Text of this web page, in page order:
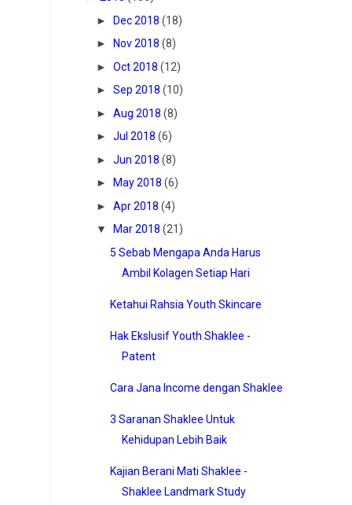
►
Dec 2018 (18)
►
Nov 2018 (8)
► Oct 2018 (12)
► Sep 2018 (10)
► Aug 2018 (8)
► Jul 2018 (6)
► Jun 2018 (8)
►
May 2018 (6)
► Apr 2018 (4)
▼
Mar 2018 (21)
5 Sebab Mengapa Anda Harus
Ambil Kolagen Setiap Hari
Ketahui Rahsia Youth Skincare
Hak Ekslusif Youth Shaklee -
Patent
Cara Jana Income dengan Shaklee
3 Saranan Shaklee Untuk
Kehidupan Lebih Baik
Kajian Berani Mati Shaklee -
Shaklee Landmark Study